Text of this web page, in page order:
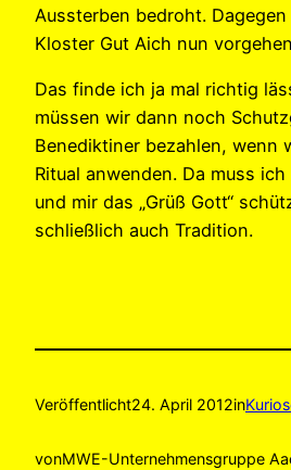
Aussterben bedroht.
Kloster Gut Aich nun
Das finde ich ja mal richtig
müssen wir dann noch
Benediktiner bezahlen, wenn
Ritual anwenden. Da muss
und mir das „Grüß Gott“
schließlich auch Tradition.
Veröffentlicht24. April 2012in
vonMWE-Unternehmensgruppe